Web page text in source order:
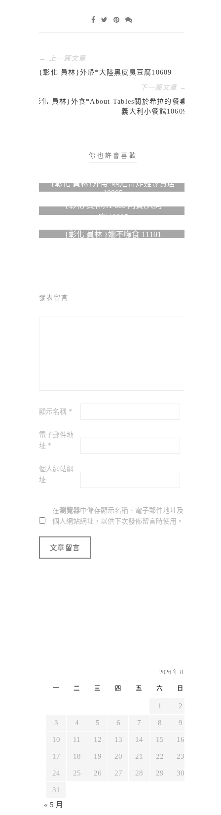
← 上一篇文章
{彰化 員林}外帶*大陸黑皮臭豆腐10609
下一篇文章 →
{彰化 員林}外食*About Tables關於希拉的餐桌
義大利小餐館10609
你也許會喜歡
{彰化 員林}外帶*啊尼奇炸雞專賣店
10805
{彰化 員林}A-bao 阿寶(大同
店)10905
{彰化 員林 }姍不嘸食 11101
發表留言
顯示名稱 *
電子郵件地
址 *
個人網站網
址
在瀏覽器中儲存顯示名稱、電子郵件地址及
個人網站網址，以供下次發佈留言時使用。
2026 年 8 月
一 二 三 四 五 六 日
1 2
3 4 5 6 7 8 9
10 11 12 13 14 15 16
17 18 19 20 21 22 23
24 25 26 27 28 29 30
31
« 5 月